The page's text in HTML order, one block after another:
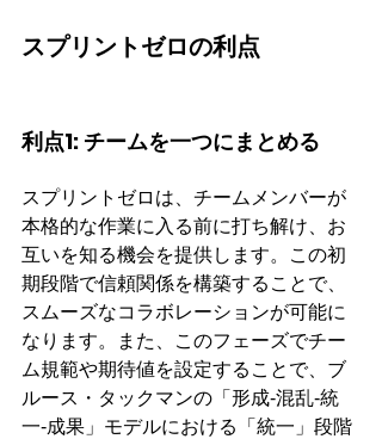
スプリントゼロの利点
利点1: チームを一つにまとめる
スプリントゼロは、チームメンバーが
本格的な作業に入る前に打ち解け、お
互いを知る機会を提供します。この初
期段階で信頼関係を構築することで、
スムーズなコラボレーションが可能に
なります。また、このフェーズでチー
ム規範や期待値を設定することで、ブ
ルース・タックマンの「形成‐混乱‐統
一‐成果」モデルにおける「統一」段階